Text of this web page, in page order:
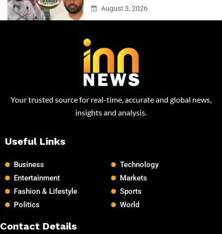
August 3, 2026
Your trusted source for real-time, accurate and global news,
insights and analysis.
Useful Links
Business
Entertainment
Fashion & Lifestyle
Politics
Technology
Markets
Sports
World
Contact Details